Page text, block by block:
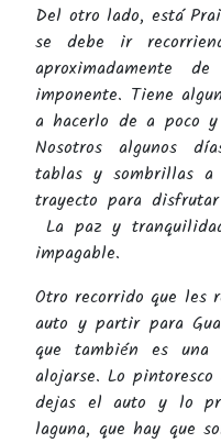
Del otro lado, está
se debe ir
aproximadamente
imponente. Tiene
a hacerlo de a poco
Nosotros algunos
tablas y sombrillas
trayecto para
La paz y
impagable.
Otro recorrido que les
auto y partir para
que también es
alojarse. Lo
dejas el auto y lo
laguna, que hay que